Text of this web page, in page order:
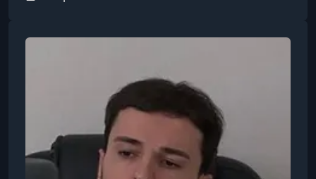
имеет звание кандидата в мастера спорта по
движению появилась еще в детстве и
тренерской карьеры она постоянно
совершенствует свои навыки, изучает новые
методики и напра